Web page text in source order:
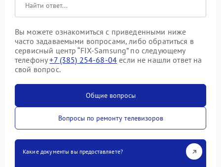
Вы можете ознакомиться с приведенными ниже
часто задаваемыми вопросами, либо обратиться в
сервисный центр “FIX-Samsung” по следующему
телефону+7 (385) 254-68-04 если не нашли ответ на
свой вопрос.
Общие вопросы
Вопросы по ремонту телевизоров
Какие документы вы предоставляете?